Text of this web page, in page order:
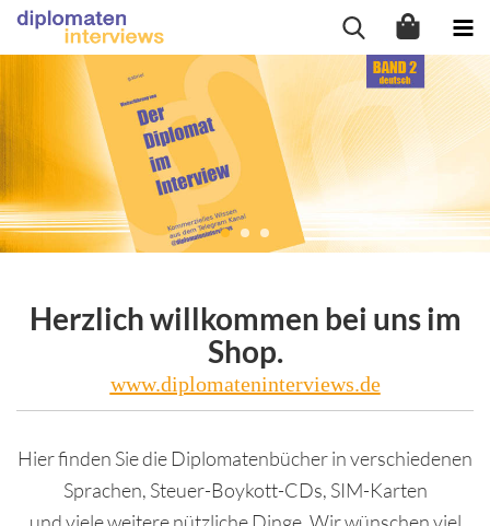
Herzlich willkommen bei uns im
Shop.
www.diplomateninterviews.de
Hier finden Sie die Diplomatenbücher in verschiedenen
Sprachen, Steuer-Boykott-CDs, SIM-Karten